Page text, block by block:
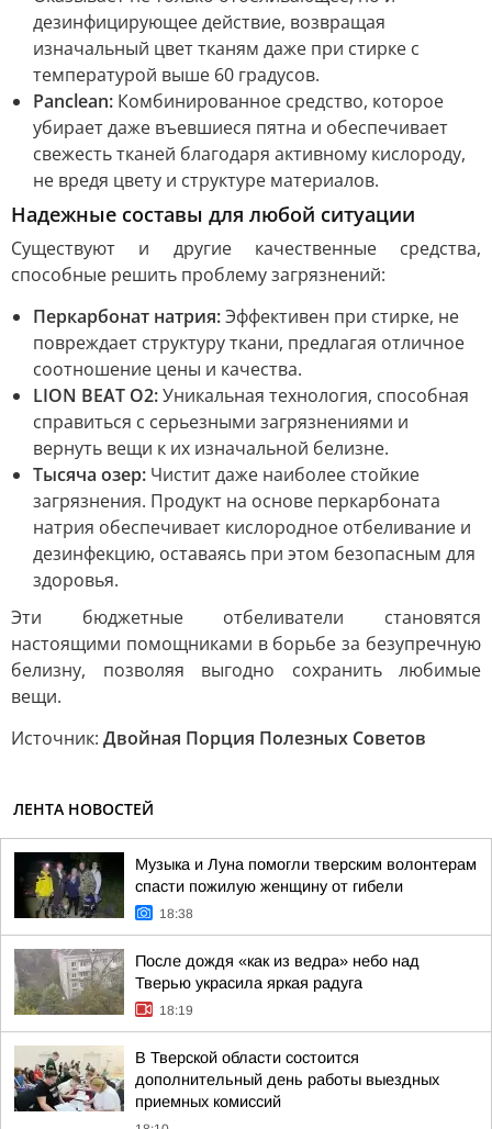
дезинфицирующее действие, возвращая
изначальный цвет тканям даже при стирке с
температурой выше 60 градусов.
Panclean: Комбинированное средство, которое
убирает даже въевшиеся пятна и обеспечивает
свежесть тканей благодаря активному кислороду,
не вредя цвету и структуре материалов.
Надежные составы для любой ситуации
Существуют и другие качественные средства,
способные решить проблему загрязнений:
Перкарбонат натрия:Эффективен при стирке, не
повреждает структуру ткани, предлагая отличное
соотношение цены и качества.
LION BEAT O2:Уникальная технология, способная
справиться с серьезными загрязнениями и
вернуть вещи к их изначальной белизне.
Тысяча озер: Чистит даже наиболее стойкие
загрязнения. Продукт на основе перкарбоната
натрия обеспечивает кислородное отбеливание и
дезинфекцию, оставаясь при этом безопасным для
здоровья.
Эти бюджетные отбеливатели становятся
настоящими помощниками в борьбе за безупречную
белизну, позволяя выгодно сохранить любимые
вещи.
Источник: Двойная Порция Полезных Советов
ЛЕНТА НОВОСТЕЙ
Музыка и Луна помогли тверским волонтерам
спасти пожилую женщину от гибели
18:38
После дождя «как из ведра» небо над
Тверью украсила яркая радуга
18:19
В Тверской области состоится
дополнительный день работы выездных
приемных комиссий